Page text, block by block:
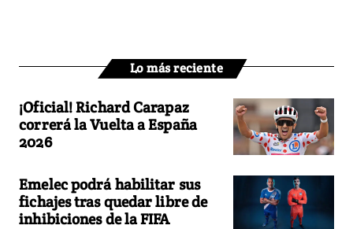
Lo más reciente
¡Oficial! Richard Carapaz
correrá la Vuelta a España
2026
Emelec podrá habilitar sus
fichajes tras quedar libre de
inhibiciones de la FIFA